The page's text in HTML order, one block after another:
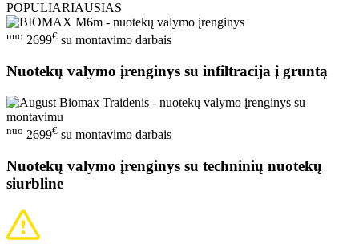
POPULIARIAUSIAS
nuo 2699€ su montavimo darbais
Nuotekų valymo įrenginys su infiltracija į gruntą
nuo 2699€ su montavimo darbais
Nuotekų valymo įrenginys su techninių nuotekų
siurbline